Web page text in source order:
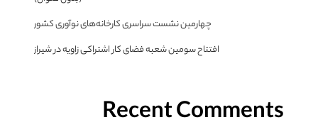
چهارمین نشست سراسری کارخانه‌های نوآوری کشور
افتتاح سومین شعبه فضای کار اشتراکی زاویه در شیراز
Recent Comments